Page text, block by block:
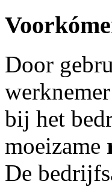
Door
bij het
moeizame
De